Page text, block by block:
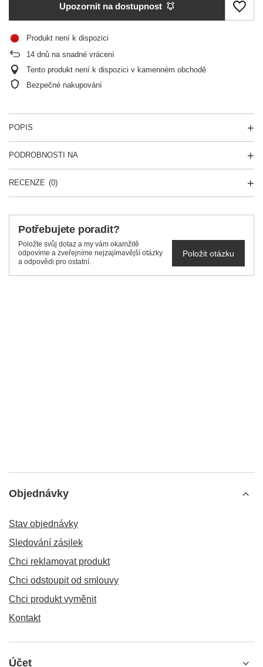
Upozornit na dostupnost
Produkt není k dispozici
14 dnů na snadné vrácení
Tento produkt není k dispozici v kamenném obchodě
Bezpečné nakupování
POPIS
PODROBNOSTI NA
RECENZE (0)
Potřebujete poradit?
Položte svůj dotaz a my vám okamžitě
odpovíme a zveřejníme nejzajímavější otázky
a odpovědi pro ostatní.
Položit otázku
Objednávky
Stav objednávky
Sledování zásilek
Chci reklamovat produkt
Chci odstoupit od smlouvy
Chci produkt vyměnit
Kontakt
Účet